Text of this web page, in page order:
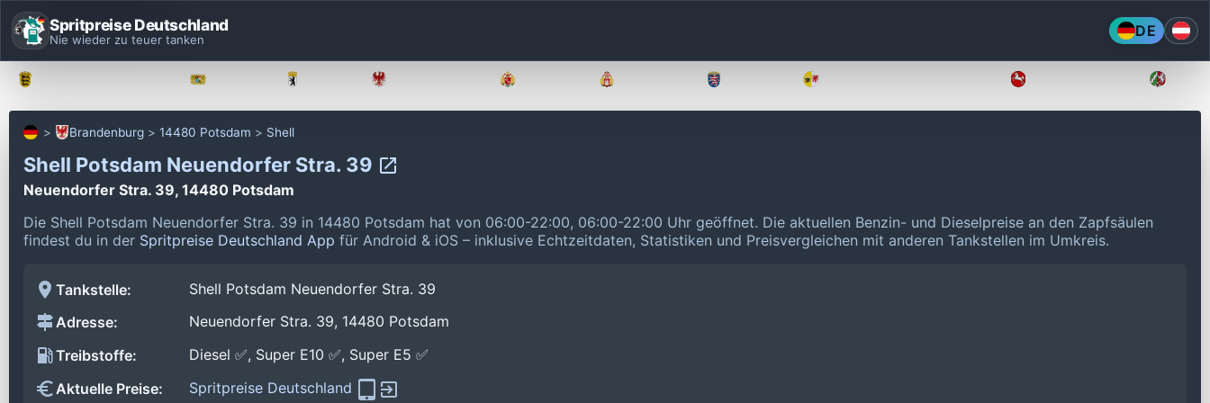
Spritpreise Deutschland
Nie wieder zu teuer tanken DE
Brandenburg 14480 Potsdam Shell
Shell Potsdam Neuendorfer Stra. 39
Neuendorfer Stra. 39, 14480 Potsdam
Die Shell Potsdam Neuendorfer Stra. 39 in 14480 Potsdam hat von 06:00-22:00, 06:00-22:00 Uhr geöffnet. Die aktuellen Benzin- und Dieselpreise an den Zapfsäulen
findest du in der Spritpreise Deutschland App für Android & iOS – inklusive Echtzeitdaten, Statistiken und Preisvergleichen mit anderen Tankstellen im Umkreis.
Tankstelle:
Shell Potsdam Neuendorfer Stra. 39
Adresse:
Neuendorfer Stra. 39, 14480 Potsdam
Treibstoffe:
Diesel ✅, Super E10 ✅, Super E5 ✅
Aktuelle Preise:
Spritpreise Deutschland